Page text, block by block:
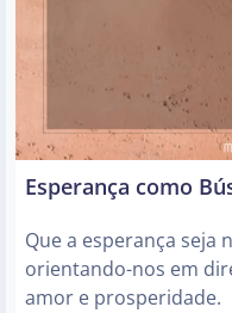
Esperança como
Que a esperança seja
orientando-nos em
amor e prosperidade.